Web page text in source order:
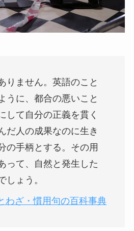
りません。英語のこと
うに、都合の悪いこと
して自分の正義を貫く
だ人の成果なのに生き
の手柄とする。その用
って、自然と発生した
しょう。
わざ・慣用句の百科事典